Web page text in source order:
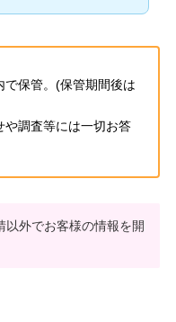
保管。(保管期間後は
や調査等には一切お答
以外でお客様の情報を開